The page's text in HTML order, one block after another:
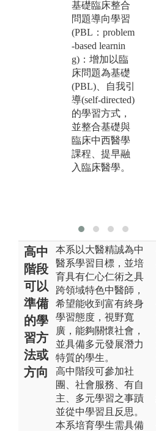
基礎臨床整合
問題導向學習
(PBL：problem
-based learnin
g)：增加以臨
床問題為基礎
(PBL)、自我引
導(self-directed)
的學習方式，
並整合基礎與
臨床中西醫學
課程、提早融
入臨床醫學。
高中
階段
可以
準備
的學
習方
法或
方向
本系以大醫精誠為中
醫系學習目標，並培
育具有仁心仁術之具
跨領域特色中醫師，
希望能收到富有終身
學習態度，視野寬
廣，能夠關懷社會，
並具備多元發展潛力
特質的學生。
高中階段可參加社
團、社會服務、有自
主、多元學習之事蹟
並從中學習且反思。
本系培育學生需具備